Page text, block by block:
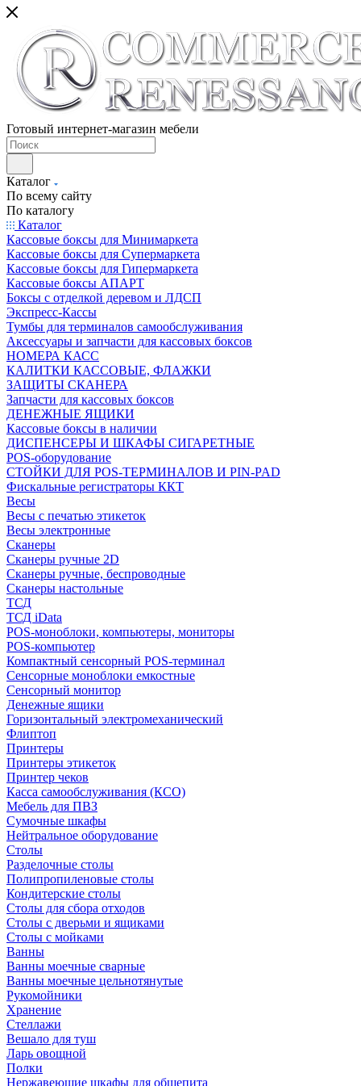
Готовый интернет-магазин мебели
Каталог
По всему сайту
По каталогу
Каталог
Кассовые боксы для Минимаркета
Кассовые боксы для Супермаркета
Кассовые боксы для Гипермаркета
Кассовые боксы АПАРТ
Боксы с отделкой деревом и ЛДСП
Экспресс-Кассы
Тумбы для терминалов самообслуживания
Аксессуары и запчасти для кассовых боксов
НОМЕРА КАСС
КАЛИТКИ КАССОВЫЕ, ФЛАЖКИ
ЗАЩИТЫ СКАНЕРА
Запчасти для кассовых боксов
ДЕНЕЖНЫЕ ЯЩИКИ
Кассовые боксы в наличии
ДИСПЕНСЕРЫ И ШКАФЫ СИГАРЕТНЫЕ
POS-оборудование
СТОЙКИ ДЛЯ POS-ТЕРМИНАЛОВ И PIN-PAD
Фискальные регистраторы ККТ
Весы
Весы с печатью этикеток
Весы электронные
Сканеры
Сканеры ручные 2D
Сканеры ручные, беспроводные
Сканеры настольные
ТСД
ТСД iData
POS-моноблоки, компьютеры, мониторы
POS-компьютер
Компактный сенсорный POS-терминал
Сенсорные моноблоки емкостные
Сенсорный монитор
Денежные ящики
Горизонтальный электромеханический
Флиптоп
Принтеры
Принтеры этикеток
Принтер чеков
Касса самообслуживания (КСО)
Мебель для ПВЗ
Сумочные шкафы
Нейтральное оборудование
Столы
Разделочные столы
Полипропиленовые столы
Кондитерские столы
Столы для сбора отходов
Столы с дверьми и ящиками
Столы с мойками
Ванны
Ванны моечные сварные
Ванны моечные цельнотянутые
Рукомойники
Хранение
Стеллажи
Вешало для туш
Ларь овощной
Полки
Нержавеющие шкафы для общепита